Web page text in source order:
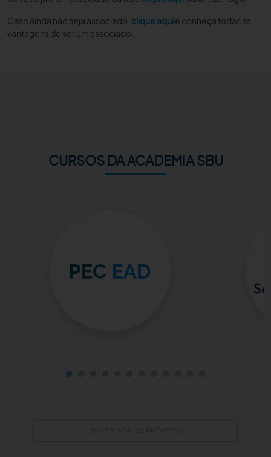
SBU NO CONSULTÓRIO
EDUCAÇÃO CONTINUADA
Caso ainda não seja associado, clique aquie conheça todas as
vantagens de ser um associado.
CURSOS DA ACADEMIA SBU